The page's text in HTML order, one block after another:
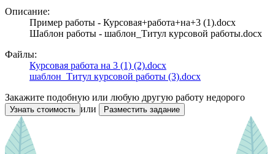
Описание:
Пример работы - Курсовая+работа+на+3 (1).docx
Шаблон работы - шаблон_Титул курсовой работы.docx
Файлы:
Курсовая работа на 3 (1) (2).docx
шаблон_Титул курсовой работы (3).docx
Закажите подобную или любую другую работу недорого
Узнать стоимость или Разместить задание